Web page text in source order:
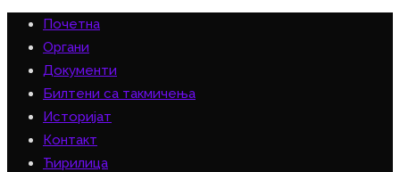
Почетна
Органи
Документи
Билтени са такмичења
Историјат
Контакт
Ћирилица